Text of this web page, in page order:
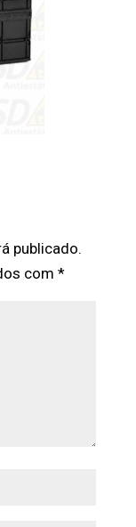
publicado.
com *